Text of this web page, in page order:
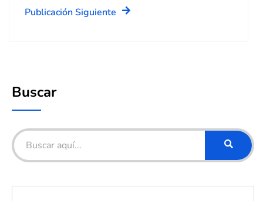
Publicación Siguiente
Buscar